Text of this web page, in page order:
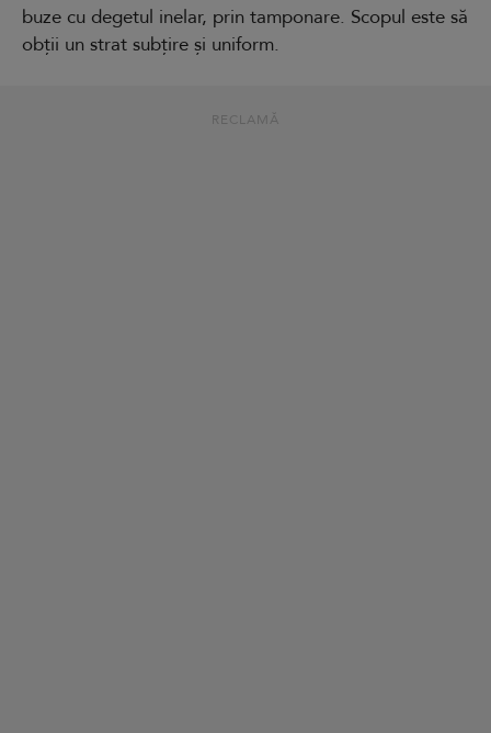
buze cu degetul inelar, prin tamponare. Scopul este să
obții un strat subțire și uniform.
RECLAMĂ